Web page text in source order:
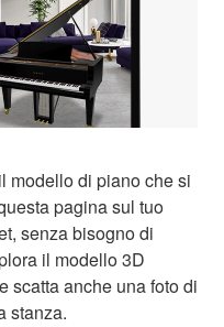
modello di piano che si
pagina sul tuo
senza bisogno di
il modello 3D
scatta anche una foto di
stanza.